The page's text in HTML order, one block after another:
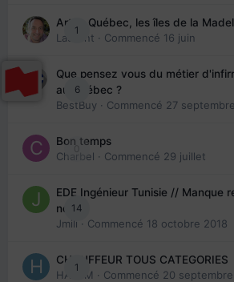
1
Arte : Québec, les îles de la
Laurent · Commencé 16 juin
6
Que pensez vous du métier
au Québec ?
BestBuy · Commencé 27
0
Bon temps
Charbel · Commencé 29 juillet
14
EDE Ingénieur Tunisie // Manque
note
Jmili · Commencé 18 octobre 2018
1
CHAUFFEUR TOUS CATEGORIES
HAZEM · Commencé 20